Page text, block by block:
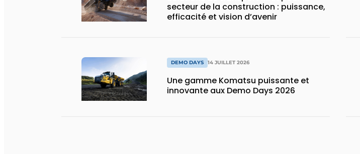
secteur de la construction : puissance,
efficacité et vision d’avenir
DEMO DAYS 14 JUILLET 2026
Une gamme Komatsu puissante et
innovante aux Demo Days 2026